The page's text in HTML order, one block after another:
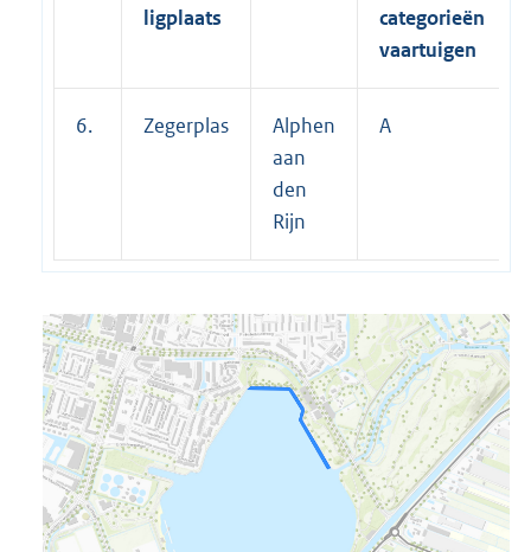
ligplaats
categorieën
vaartuigen
6. Zegerplas
Alphen
aan
den
Rijn
A